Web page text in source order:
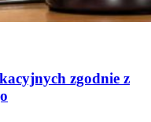
zgodnie z